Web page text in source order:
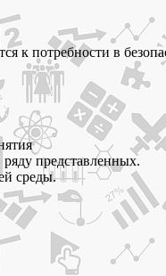
к потребности в
представленных.
среды.